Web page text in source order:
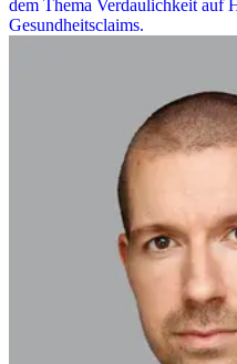
dem Thema Verdaulichkeit auf
Gesundheitsclaims.